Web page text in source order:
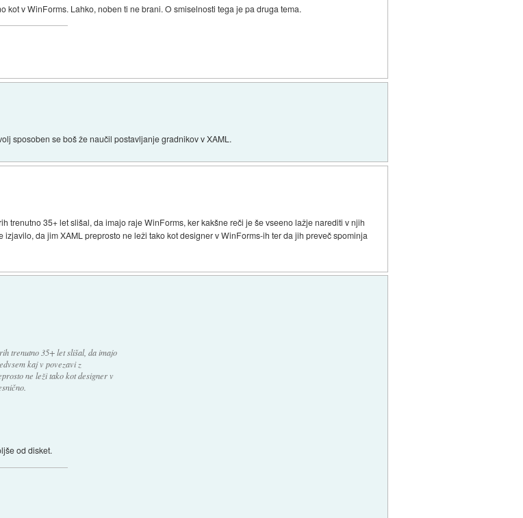
v WinForms. Lahko, noben ti ne brani. O smiselnosti tega je pa druga tema.
sposoben se boš že naučil postavljanje gradnikov v XAML.
trenutno 35+ let slišal, da imajo raje WinForms, ker kakšne reči je še vseeno lažje narediti v njih
da jim XAML preprosto ne leži tako kot designer v WinForms-ih ter da jih preveč spominja
trenutno 35+ let slišal, da imajo
kaj v povezavi z
ne leži tako kot designer v
od disket.